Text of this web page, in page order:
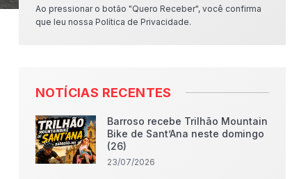
Ao pressionar o botão "Quero Receber", você confirma
que leu nossa Política de Privacidade.
NOTÍCIAS RECENTES
Barroso recebe Trilhão Mountain
Bike de Sant’Ana neste domingo
(26)
23/07/2026